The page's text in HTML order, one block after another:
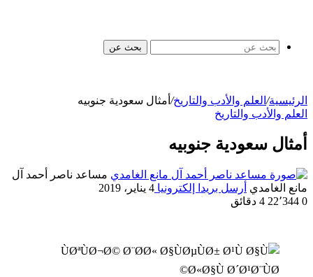
بحث عن
الرئيسية/ العلم والأدب والتاريخ/ أمثال سعودية جنوبيه
العلم والأدب والتاريخ
أمثال سعودية جنوبيه
مساعد ناصر أحمد آل
مانع الغامدي أرسل بريدا إلكترونيا 4 يناير، 2019
0
4 دقائق